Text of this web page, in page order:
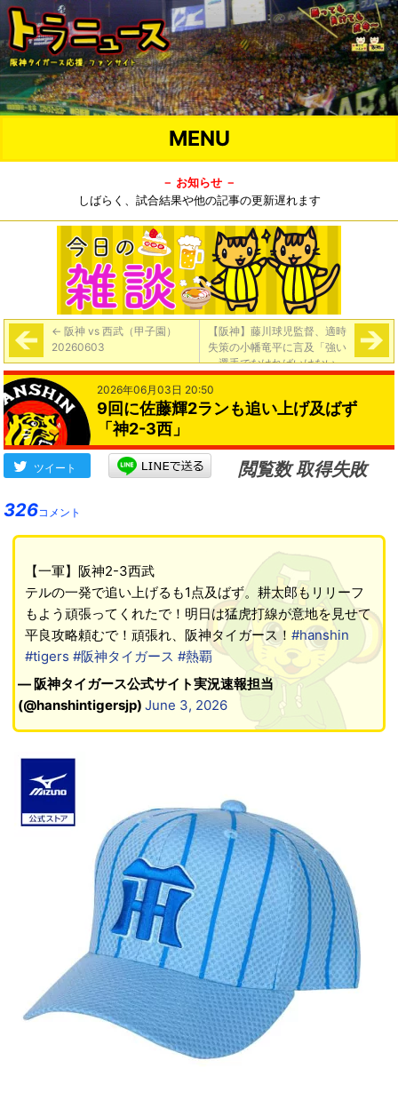
MENU
－ お知らせ －
しばらく、試合結果や他の記事の更新遅れます
← 阪神 vs 西武（甲子園）
20260603
【阪神】藤川球児監督、適時
失策の小幡竜平に言及「強い
選手でなければいけない」
「強さを持った選手がこの舞
台には必要」１３戦ぶりスタ
メンでアピール失敗（報知）
2026年06月03日 20:50
9回に佐藤輝2ランも追い上げ及ばず
「神2-3西」
ツイート
閲覧数 取得失敗
326コメント
【一軍】阪神2-3西武
テルの一発で追い上げるも1点及ばず。耕太郎もリリーフ
もよう頑張ってくれたで！明日は猛虎打線が意地を見せて
平良攻略頼むで！頑張れ、阪神タイガース！ #hanshin
#tigers #阪神タイガース #熱覇
— 阪神タイガース公式サイト実況速報担当
(@hanshintigersjp)June 3, 2026